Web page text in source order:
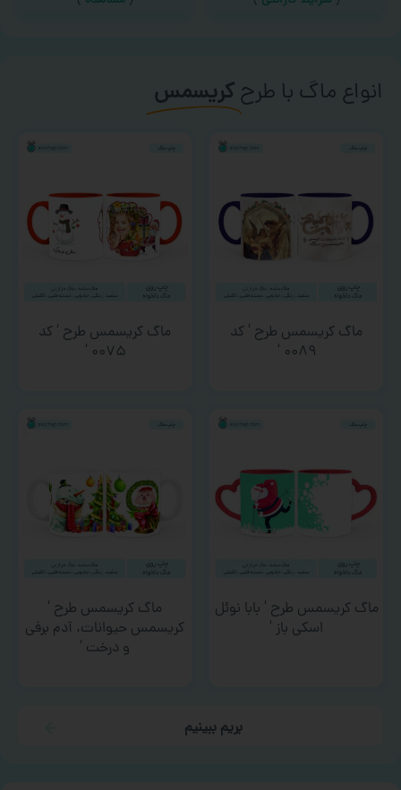
انواع ماگ با طرحکریسمس
ماگ کریسمس طرح ‘ کد
۰۰۸۹ ‘
ماگ کریسمس طرح ‘ کد
۰۰۷۵ ‘
ماگ کریسمس طرح ‘ بابا نوئل
اسکی باز ‘
ماگ کریسمس طرح ‘
کریسمس حیوانات، آدم برفی
و درخت ‘
بریم ببینیم